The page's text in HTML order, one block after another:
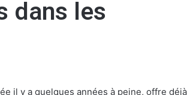
dans les
il y a quelques années à peine, offre déjà